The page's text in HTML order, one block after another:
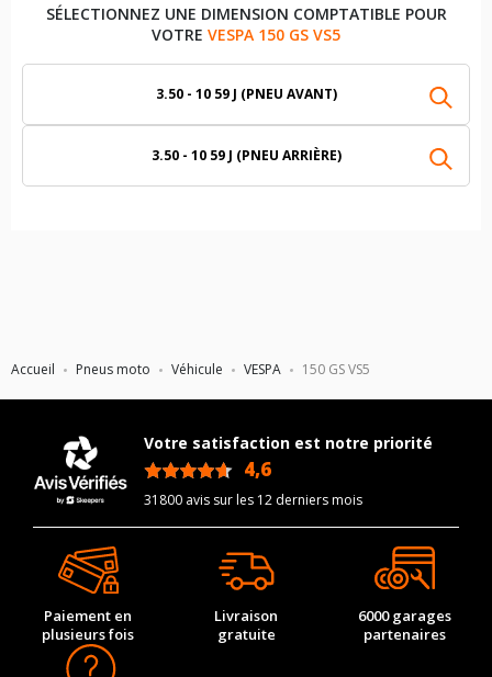
Accueil Pneus moto Véhicule VESPA 150 GS VS5
SÉLECTIONNEZ UNE DIMENSION COMPTATIBLE POUR
VOTRE VESPA 150 GS VS5
3.50 - 10 59 J (PNEU AVANT)
3.50 - 10 59 J (PNEU ARRIÈRE)
Votre satisfaction est notre priorité
4,6
31800 avis sur les 12 derniers mois
Paiement en
plusieurs fois
Livraison
gratuite
6000 garages
partenaires